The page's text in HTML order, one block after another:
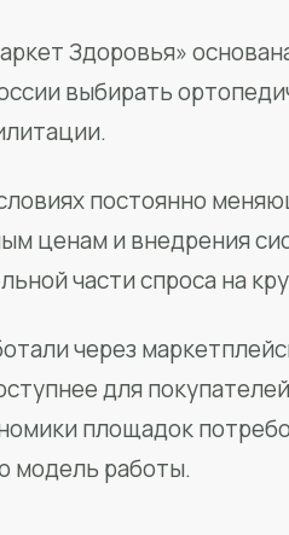
Здоровья»
выбирать
постоянно
ценам и внедрения
части спроса на
через
для
площадок
модель работы.